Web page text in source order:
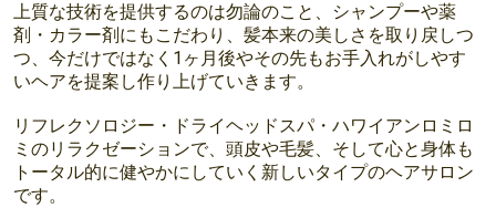
上質な技術を提供するのは勿論のこと、シャンプーや薬
剤・カラー剤にもこだわり、髪本来の美しさを取り戻しつ
つ、今だけではなく1ヶ月後やその先もお手入れがしやす
いヘアを提案し作り上げていきます。
リフレクソロジー・ドライヘッドスパ・ハワイアンロミロ
ミのリラクゼーションで、頭皮や毛髪、そして心と身体も
トータル的に健やかにしていく新しいタイプのヘアサロン
です。